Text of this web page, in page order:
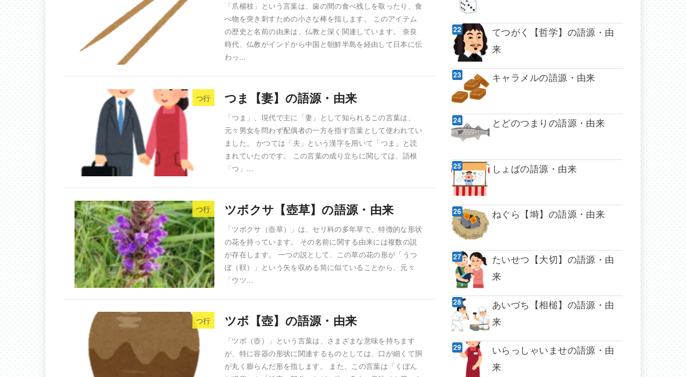
「爪楊枝」という言葉は、歯の間の食べ残しを取ったり、食
べ物を突き刺すための小さな棒を指します。 このアイテム
の歴史と名前の由来は、仏教と深く関連しています。 奈良
時代、仏教がインドから中国と朝鮮半島を経由して日本に伝
わっ...
つ行 つま【妻】の語源・由来
「つま」、現代で主に「妻」として知られるこの言葉は、
元々男女を問わず配偶者の一方を指す言葉として使われてい
ました。 かつては「夫」という漢字を用いて「つま」と読
まれていたのです。 この言葉の成り立ちに関しては、語根
「つ」...
つ行 ツボクサ【壺草】の語源・由来
「ツボクサ（壺草）」は、セリ科の多年草で、特徴的な形状
の花を持っています。 その名前に関する由来には複数の説
が存在します。 一つの説として、この草の花の形が「うつ
ぼ（靫）」という矢を収める筒に似ていることから、元々
「ウツ...
つ行 ツボ【壺】の語源・由来
「ツボ（壺）」という言葉は、さまざまな意味を持ちます
が、特に容器の形状に関連するものとしては、口が細くて胴
が丸く膨らんだ形を指します。 また、この言葉は「くぼん
てつがく【哲学】の語源・由
来
キャラメルの語源・由来
とどのつまりの語源・由来
しょばの語源・由来
ねぐら【塒】の語源・由来
たいせつ【大切】の語源・由
来
あいづち【相槌】の語源・由
来
いらっしゃいませの語源・由
来